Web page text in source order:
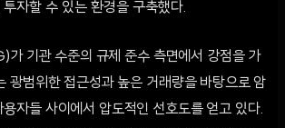
자할 수 있는 환경을 구축했다.
가 기관 수준의 규제 준수 측면에서 강점을 가
광범위한 접근성과 높은 거래량을 바탕으로 암
자들 사이에서 압도적인 선호도를 얻고 있다.